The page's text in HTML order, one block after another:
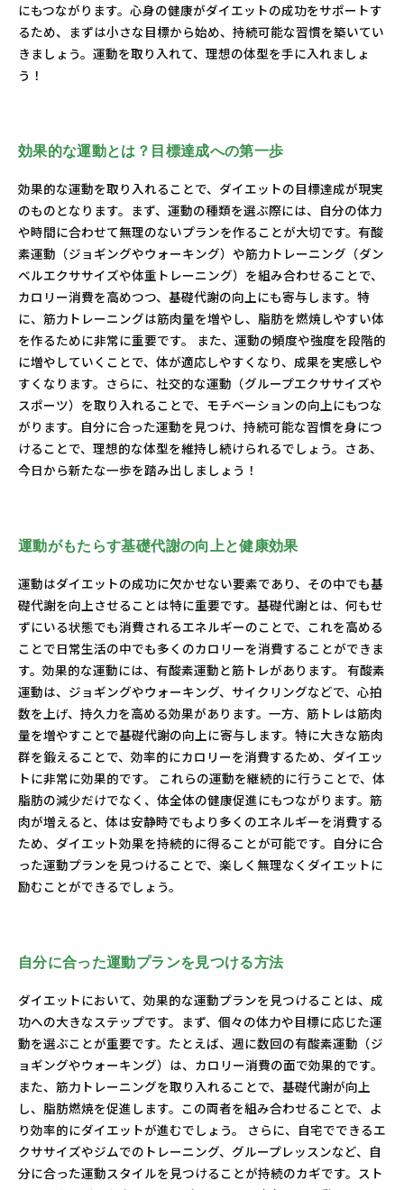
にもつながります。心身の健康がダイエットの成功をサポートす
るため、まずは小さな目標から始め、持続可能な習慣を築いてい
きましょう。運動を取り入れて、理想の体型を手に入れましょ
う！
効果的な運動とは？目標達成への第一歩
効果的な運動を取り入れることで、ダイエットの目標達成が現実
のものとなります。まず、運動の種類を選ぶ際には、自分の体力
や時間に合わせて無理のないプランを作ることが大切です。有酸
素運動（ジョギングやウォーキング）や筋力トレーニング（ダン
ベルエクササイズや体重トレーニング）を組み合わせることで、
カロリー消費を高めつつ、基礎代謝の向上にも寄与します。特
に、筋力トレーニングは筋肉量を増やし、脂肪を燃焼しやすい体
を作るために非常に重要です。 また、運動の頻度や強度を段階的
に増やしていくことで、体が適応しやすくなり、成果を実感しや
すくなります。さらに、社交的な運動（グループエクササイズや
スポーツ）を取り入れることで、モチベーションの向上にもつな
がります。自分に合った運動を見つけ、持続可能な習慣を身につ
けることで、理想的な体型を維持し続けられるでしょう。さあ、
今日から新たな一歩を踏み出しましょう！
運動がもたらす基礎代謝の向上と健康効果
運動はダイエットの成功に欠かせない要素であり、その中でも基
礎代謝を向上させることは特に重要です。基礎代謝とは、何もせ
ずにいる状態でも消費されるエネルギーのことで、これを高める
ことで日常生活の中でも多くのカロリーを消費することができま
す。効果的な運動には、有酸素運動と筋トレがあります。 有酸素
運動は、ジョギングやウォーキング、サイクリングなどで、心拍
数を上げ、持久力を高める効果があります。一方、筋トレは筋肉
量を増やすことで基礎代謝の向上に寄与します。特に大きな筋肉
群を鍛えることで、効率的にカロリーを消費するため、ダイエッ
トに非常に効果的です。 これらの運動を継続的に行うことで、体
脂肪の減少だけでなく、体全体の健康促進にもつながります。筋
肉が増えると、体は安静時でもより多くのエネルギーを消費する
ため、ダイエット効果を持続的に得ることが可能です。自分に合
った運動プランを見つけることで、楽しく無理なくダイエットに
励むことができるでしょう。
自分に合った運動プランを見つける方法
ダイエットにおいて、効果的な運動プランを見つけることは、成
功への大きなステップです。まず、個々の体力や目標に応じた運
動を選ぶことが重要です。たとえば、週に数回の有酸素運動（ジ
ョギングやウォーキング）は、カロリー消費の面で効果的です。
また、筋力トレーニングを取り入れることで、基礎代謝が向上
し、脂肪燃焼を促進します。この両者を組み合わせることで、よ
り効率的にダイエットが進むでしょう。 さらに、自宅でできるエ
クササイズやジムでのトレーニング、グループレッスンなど、自
分に合った運動スタイルを見つけることが持続のカギです。スト